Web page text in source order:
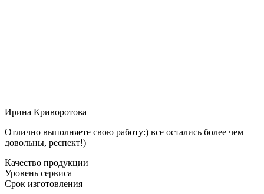
Ирина Криворотова
Отлично выполняете свою работу:) все остались более чем
довольны, респект!)
Качество продукции
Уровень сервиса
Срок изготовления